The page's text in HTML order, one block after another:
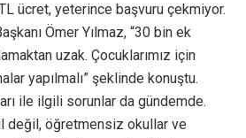
ücret, yeterince başvuru çekmiyor.
Ömer Yılmaz, “30 bin ek
uzak. Çocuklarımız için
yapılmalı” şeklinde konuştu.
ile ilgili sorunlar da gündemde.
değil, öğretmensiz okullar ve